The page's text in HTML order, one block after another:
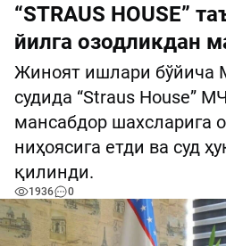
“STRAUS HOUSE”
йилга озодликдан
Жиноят ишлари бўйича
судида “Straus House”
мансабдор шахсларига
ниҳоясига етди ва суд
қилинди.
1936 0